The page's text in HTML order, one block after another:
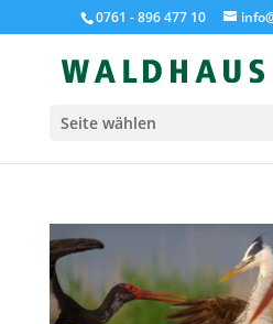
0761 - 896 477 10
Seite wählen